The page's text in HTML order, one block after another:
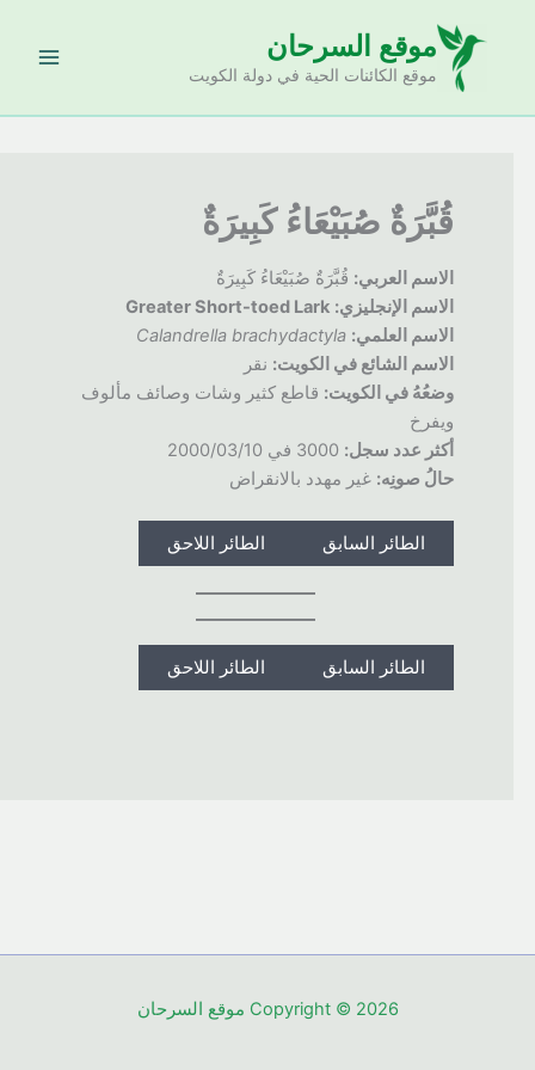
موقع السرحان
موقع الكائنات الحية في دولة الكويت
قُبَّرَةٌ صُبَيْعَاءُ كَبِيرَةٌ
الاسم العربي:قُبَّرَةٌ صُبَيْعَاءُ كَبِيرَةٌ
الاسم الإنجليزي: Greater Short-toed Lark
الاسم العلمي: Calandrella brachydactyla
الاسم الشائع في الكويت:نقر
وضعُهُ في الكويت:قاطع كثير وشات وصائف مألوف
ويفرخ
أكثر عدد سجل:3000 في 2000/03/10
حالُ صونِه:غير مهدد بالانقراض
الطائر السابق الطائر اللاحق
الطائر السابق الطائر اللاحق
Copyright © 2026 موقع السرحان